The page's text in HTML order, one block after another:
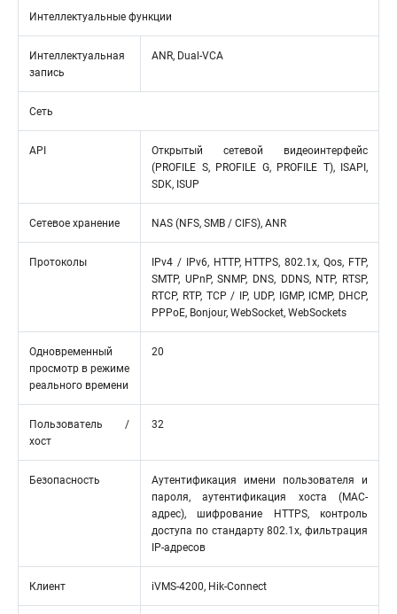
Интеллектуальные функции
Интеллектуальная
запись
ANR, Dual-VCA
Сеть
API
Открытый сетевой видеоинтерфейс
(PROFILE S, PROFILE G, PROFILE T), ISAPI,
SDK, ISUP
Сетевое хранение NAS (NFS, SMB / CIFS), ANR
Протоколы
IPv4 / IPv6, HTTP, HTTPS, 802.1x, Qos, FTP,
SMTP, UPnP, SNMP, DNS, DDNS, NTP, RTSP,
RTCP, RTP, TCP / IP, UDP, IGMP, ICMP, DHCP,
PPPoE, Bonjour, WebSocket, WebSockets
Одновременный
просмотр в режиме
реального времени
20
Пользователь /
хост
32
Безопасность
Аутентификация имени пользователя и
пароля, аутентификация хоста (MAC-
адрес), шифрование HTTPS, контроль
доступа по стандарту 802.1x, фильтрация
IP-адресов
Клиент iVMS-4200, Hik-Connect